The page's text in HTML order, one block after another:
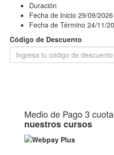
Duración
Fecha de Inicio 29/09/2026
Fecha de Término 24/11/
Código de Descuento
Medio de Pago 3
nuestros cursos